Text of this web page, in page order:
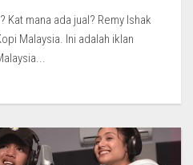
Kat mana ada jual? Remy Ishak
Malaysia. Ini adalah iklan